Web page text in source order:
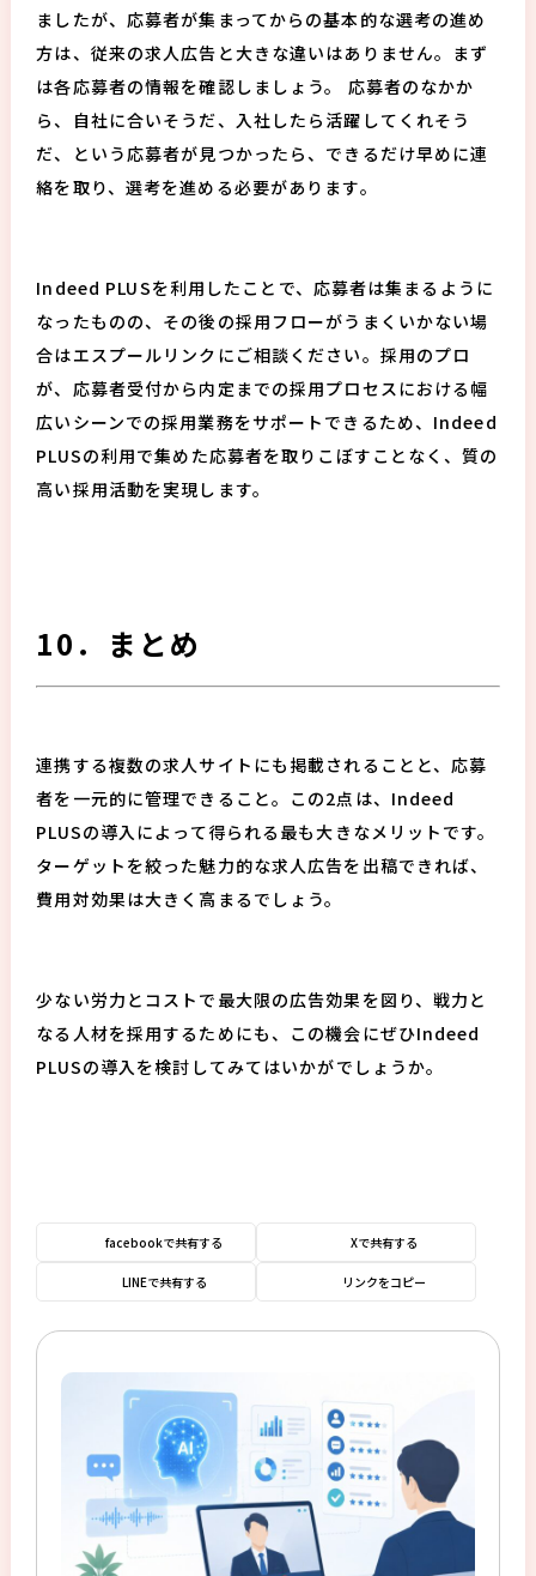
ましたが、応募者が集まってからの基本的な選考の進め
方は、従来の求人広告と大きな違いはありません。まず
は各応募者の情報を確認しましょう。 応募者のなかか
ら、自社に合いそうだ、入社したら活躍してくれそう
だ、という応募者が見つかったら、できるだけ早めに連
絡を取り、選考を進める必要があります。
Indeed PLUSを利用したことで、応募者は集まるように
なったものの、その後の採用フローがうまくいかない場
合はエスプールリンクにご相談ください。採用のプロ
が、応募者受付から内定までの採用プロセスにおける幅
広いシーンでの採用業務をサポートできるため、Indeed
PLUSの利用で集めた応募者を取りこぼすことなく、質の
高い採用活動を実現します。
10．まとめ
連携する複数の求人サイトにも掲載されることと、応募
者を一元的に管理できること。この2点は、Indeed
PLUSの導入によって得られる最も大きなメリットです。
ターゲットを絞った魅力的な求人広告を出稿できれば、
費用対効果は大きく高まるでしょう。
少ない労力とコストで最大限の広告効果を図り、戦力と
なる人材を採用するためにも、この機会にぜひIndeed
PLUSの導入を検討してみてはいかがでしょうか。
facebookで共有する Xで共有する
LINEで共有する リンクをコピー